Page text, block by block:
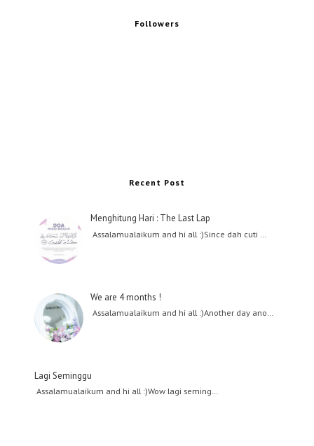
Followers
Recent Post
Menghitung Hari : The Last Lap
Assalamualaikum and hi all :)Since dah cuti …
We are 4 months !
Assalamualaikum and hi all :)Another day ano…
Lagi Seminggu
Assalamualaikum and hi all :)Wow lagi seming…